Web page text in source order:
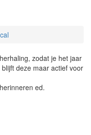
zodat je het jaar
deze maar actief voor
ed.